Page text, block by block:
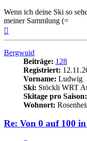
Wenn ich deine Ski so
meiner Sammlung (=
Bergwuid
Beiträge: 128
Registriert:
Vorname: Ludwig
Ski: Stöckli WRT
Skitage pro Saison:
Wohnort:
Re: Von 0 auf 100